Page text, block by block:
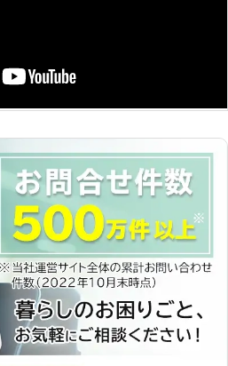
☆時間制！その時に必要なことをお手
制の一律料金でサービスを承っていま
ることが可能です。また、ハウスクリ
ーニング業もおこなっていることか
ら、本格的なクリーニングが必要な場
合にも対応ができます。「ひとりで家
事をするのは大変」というとき、家事
代行を大阪で依頼するなら当店にご相
談ください。 ☆女性スタッフ在籍！
女性の1人暮らしも安心してください
家事代行となると、お客様の大切な家
に上がり、生活に足を踏み入れること
になります。プライバシーの問題や
「同性のスタッフの方が気が楽」とい